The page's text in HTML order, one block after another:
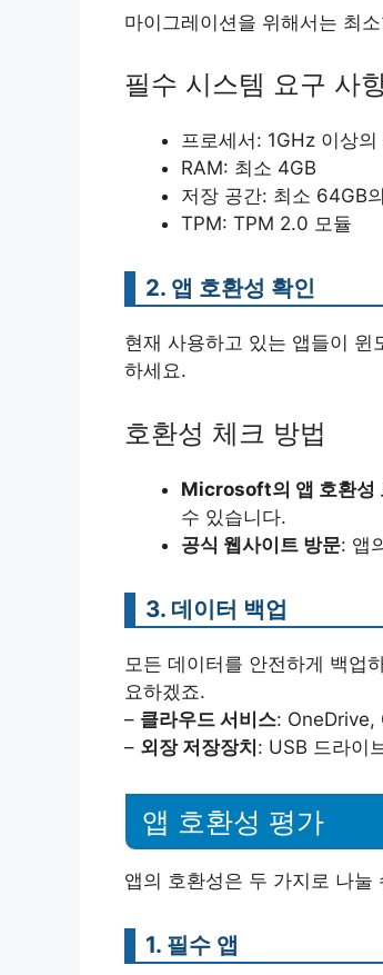
마이그레이션을 위해서는 최
필수 시스템 요구 사
프로세서: 1GHz 이상
RAM: 최소 4GB
저장 공간: 최소 64GB
TPM: TPM 2.0 모듈
2. 앱 호환성 확인
현재 사용하고 있는 앱들이 윈
하세요.
호환성 체크 방법
Microsoft의 앱 호환성
수 있습니다.
공식 웹사이트 방문: 앱
3. 데이터 백업
모든 데이터를 안전하게 백업
요하겠죠.
– 클라우드 서비스: OneDrive,
– 외장 저장장치: USB 드라이
앱 호환성 평가
앱의 호환성은 두 가지로 나눌
1. 필수 앱